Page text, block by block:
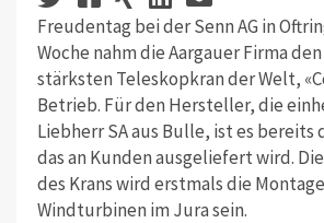
Freudentag bei der Senn AG in
Woche nahm die Aargauer Firma
stärksten Teleskopkran der Welt,
Betrieb. Für den Hersteller, die
Liebherr SA aus Bulle, ist es bereits
das an Kunden ausgeliefert wird.
des Krans wird erstmals die
Windturbinen im Jura sein.